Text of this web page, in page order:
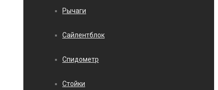
Рычаги
Сайлентблок
Спидометр
Стойки